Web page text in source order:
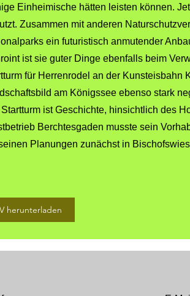
Einheimische hätten leisten können.
Zusammen mit anderen
ein futuristisch anmutender
ist sie guter Dinge ebenfalls beim
für Herrenrodel an der
am Königssee ebenso stark
Startturm ist Geschichte, hinsichtlich des
Berchtesgaden musste sein
Planungen zunächst in
herunterladen